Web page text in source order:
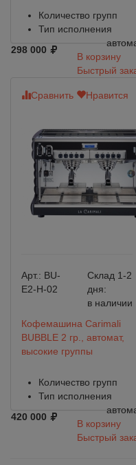
Количество групп
Тип исполнения
298 000
В корзину
Быстрый
Сравнить Нравится
Арт.: BU-
E2-H-02
Склад 1-2
дня:
в наличии
Кофемашина Carimali
BUBBLE 2 гр., автомат,
высокие группы
Количество групп
Тип исполнения
420 000
В корзину
Быстрый